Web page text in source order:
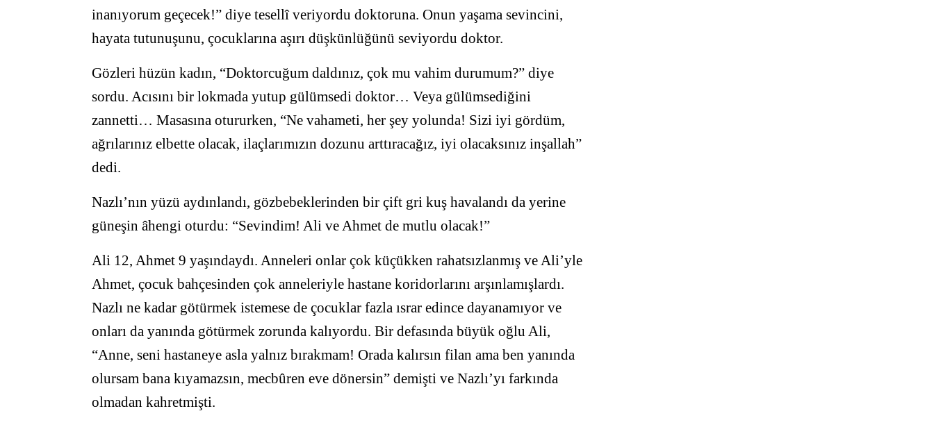
inanıyorum geçecek!” diye tesellî veriyordu doktoruna. Onun yaşama sevincini,
hayata tutunuşunu, çocuklarına aşırı düşkünlüğünü seviyordu doktor.
Gözleri hüzün kadın, “Doktorcuğum daldınız, çok mu vahim durumum?” diye
sordu. Acısını bir lokmada yutup gülümsedi doktor… Veya gülümsediğini
zannetti… Masasına otururken, “Ne vahameti, her şey yolunda! Sizi iyi gördüm,
ağrılarınız elbette olacak, ilaçlarımızın dozunu arttıracağız, iyi olacaksınız inşallah”
dedi.
Nazlı’nın yüzü aydınlandı, gözbebeklerinden bir çift gri kuş havalandı da yerine
güneşin âhengi oturdu: “Sevindim! Ali ve Ahmet de mutlu olacak!”
Ali 12, Ahmet 9 yaşındaydı. Anneleri onlar çok küçükken rahatsızlanmış ve Ali’yle
Ahmet, çocuk bahçesinden çok anneleriyle hastane koridorlarını arşınlamışlardı.
Nazlı ne kadar götürmek istemese de çocuklar fazla ısrar edince dayanamıyor ve
onları da yanında götürmek zorunda kalıyordu. Bir defasında büyük oğlu Ali,
“Anne, seni hastaneye asla yalnız bırakmam! Orada kalırsın filan ama ben yanında
olursam bana kıyamazsın, mecbûren eve dönersin” demişti ve Nazlı’yı farkında
olmadan kahretmişti.